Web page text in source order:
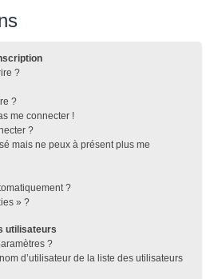
?
?
me connecter !
?
mais ne peux à présent plus me
?
» ?
utilisateurs
?
d’utilisateur de la liste des utilisateurs